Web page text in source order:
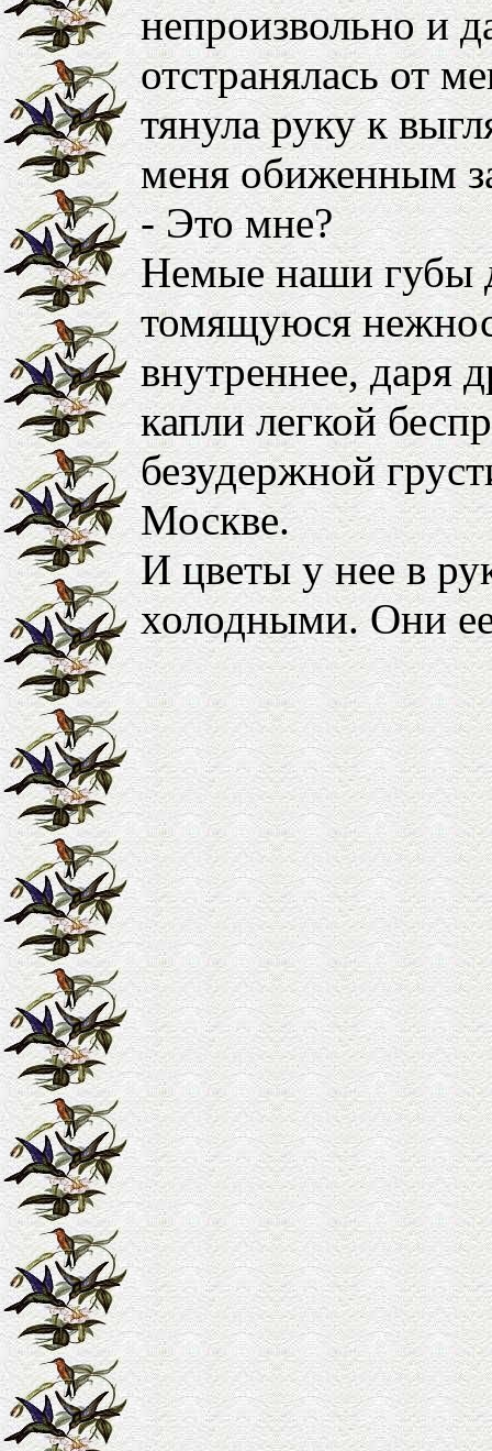
непроизвольно и
отстранялась от
тянула руку к
меня обиженным
- Это мне?
Немые наши губы
томящуюся
внутреннее, даря
капли легкой
безудержной
Москве.
И цветы у нее в
холодными. Они